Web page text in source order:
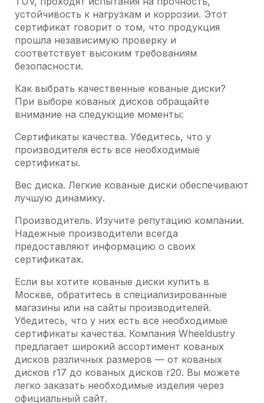
устойчивость к нагрузкам и коррозии. Этот
сертификат говорит о том, что продукция
прошла независимую проверку и
соответствует высоким требованиям
безопасности.
Как выбрать качественные кованые диски?
При выборе кованых дисков обращайте
внимание на следующие моменты:
Сертификаты качества. Убедитесь, что у
производителя есть все необходимые
сертификаты.
Вес диска. Легкие кованые диски обеспечивают
лучшую динамику.
Производитель. Изучите репутацию компании.
Надежные производители всегда
предоставляют информацию о своих
сертификатах.
Если вы хотите кованые диски купить в
Москве, обратитесь в специализированные
магазины или на сайты производителей.
Убедитесь, что у них есть все необходимые
сертификаты качества. Компания Wheeldustry
предлагает широкий ассортимент кованых
дисков различных размеров — от кованых
дисков r17 до кованых дисков r20. Вы можете
легко заказать необходимые изделия через
официальный сайт.